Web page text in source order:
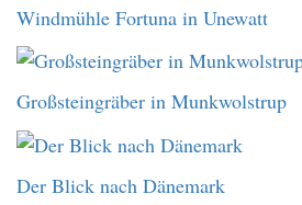
Windmühle Fortuna in Unewatt
Großsteingräber in Munkwolstrup
Der Blick nach Dänemark